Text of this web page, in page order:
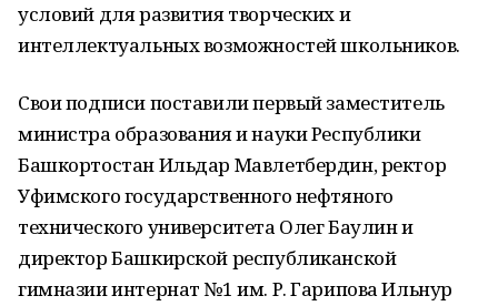
условий для развития творческих и
интеллектуальных возможностей школьников.
Свои подписи поставили первый заместитель
министра образования и науки Республики
Башкортостан Ильдар Мавлетбердин, ректор
Уфимского государственного нефтяного
технического университета Олег Баулин и
директор Башкирской республиканской
гимназии интернат №1 им. Р. Гарипова Ильнур